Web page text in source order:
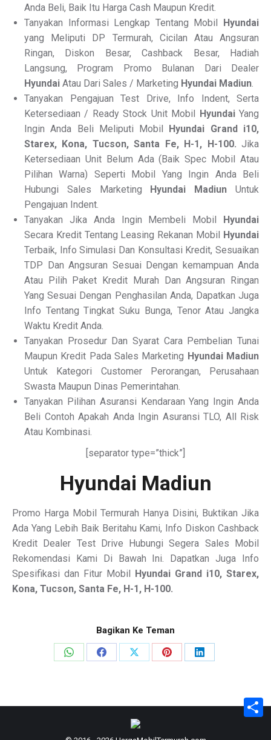
Anda Beli, Baik Itu Harga Cash Maupun Kredit.
Tanyakan Informasi Lengkap Tentang Mobil Hyundai
yang Meliputi DP Termurah, Cicilan Atau Angsuran
Ringan, Diskon Besar, Cashback Besar, Hadiah
Langsung, Program Promo Bulanan Dari Dealer
Hyundai Atau Dari Sales / Marketing Hyundai Madiun.
Tanyakan Pengajuan Test Drive, Info Indent, Serta
Ketersediaan / Ready Stock Unit Mobil HyundaiYang
Ingin Anda Beli Meliputi Mobil Hyundai Grand i10,
Starex, Kona, Tucson, Santa Fe, H-1, H-100. Jika
Ketersediaan Unit Belum Ada (Baik Spec Mobil Atau
Pilihan Warna) Seperti Mobil Yang Ingin Anda Beli
Hubungi Sales Marketing Hyundai Madiun Untuk
Pengajuan Indent.
Tanyakan Jika Anda Ingin Membeli Mobil Hyundai
Secara Kredit Tentang Leasing Rekanan Mobil Hyundai
Terbaik, Info Simulasi Dan Konsultasi Kredit, Sesuaikan
TDP Dan Angsuran Sesuai Dengan kemampuan Anda
Atau Pilih Paket Kredit Murah Dan Angsuran Ringan
Yang Sesuai Dengan Penghasilan Anda, Dapatkan Juga
Info Tentang Tingkat Suku Bunga, Tenor Atau Jangka
Waktu Kredit Anda.
Tanyakan Prosedur Dan Syarat Cara Pembelian Tunai
Maupun Kredit Pada Sales Marketing Hyundai Madiun
Untuk Kategori Customer Perorangan, Perusahaan
Swasta Maupun Dinas Pemerintahan.
Tanyakan Pilihan Asuransi Kendaraan Yang Ingin Anda
Beli Contoh Apakah Anda Ingin Asuransi TLO, All Risk
Atau Kombinasi.
[separator type=”thick”]
Hyundai Madiun
Promo Harga Mobil Termurah Hanya Disini, Buktikan Jika
Ada Yang Lebih Baik Beritahu Kami, Info Diskon Cashback
Kredit Dealer Test Drive Hubungi Segera Sales Mobil
Rekomendasi Kami Di Bawah Ini. Dapatkan Juga Info
Spesifikasi dan Fitur Mobil Hyundai Grand i10, Starex,
Kona, Tucson, Santa Fe, H-1, H-100.
Bagikan Ke Teman
Share
Share
Share
Share
Share